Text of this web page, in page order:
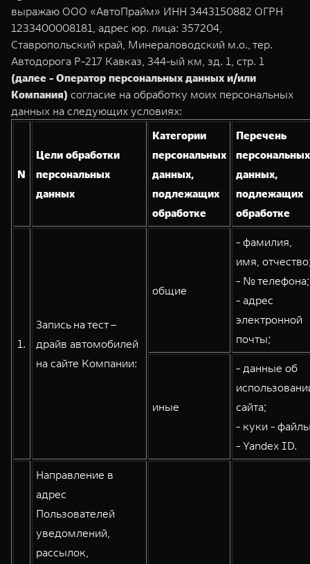
TANK 500
Веди за собой
от 6 499 000 ₽
TANK 700
Сила признания
от 10 199 000 ₽
WEY 07 WEY 05
Эстетика нового времени
от 5 699 000 ₽
WEY 80 WEY 80 Лаундж
от 8 099 000 ₽
ПОКУПКА АВТОМОБИЛЯ
TANK Финансы
Корпоративным клиентам
TANK ФИНАНСЫ
TANK Лизинг
Нулевое ТО
Сервис
Специальные предложения
Моторные масла
Цифровые сервисы TANK
выражаю ООО «АвтоПрайм» ИНН 3443150882 ОГРН
1233400008181, адрес юр. лица: 357204,
Ставропольский край, Минераловодский м.о., тер.
Автодорога Р-217 Кавказ, 344-ый км, зд. 1, стр. 1
(далее - Оператор персональных данных и/или
Компания) согласие на обработку моих персональных
данных на следующих условиях:
N
Цели обработки
персональных
данных
Категории
персональных
данных,
подлежащих
обработке
Перечень
персональных
данных,
подлежащих
обработке
1.
Запись на тест –
драйв автомобилей
на сайте Компании:
общие
- фамилия,
имя,
- № телефона;
- адрес
электронной
почты;
иные
- данные об
сайта;
- куки -
- Yandex ID.
Направление в
адрес
Пользователей
уведомлений,
рассылок,